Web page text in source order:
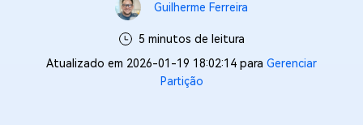
Guilherme Ferreira
5 minutos de leitura
Atualizado em 2026-01-19 18:02:14 para Gerenciar
Partição